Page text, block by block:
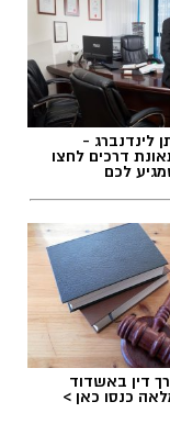
לינדנברג -
דרכים לחצו
לכם
דין באשדוד
כנסו כאן >